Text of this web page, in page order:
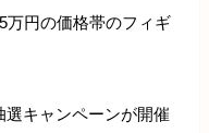
万円の価格帯のフィギ
キャンペーンが開催